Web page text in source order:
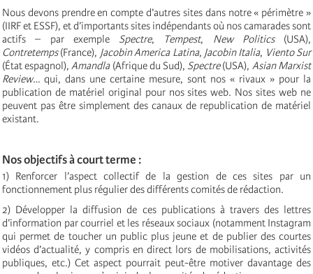
Nous devons prendre en compte d’autres sites dans notre « périmètre »
(IIRF et ESSF), et d’importants sites indépendants où nos camarades sont
actifs – par exemple Spectre, Tempest, New Politics(USA),
Contretemps(France), Jacobin America Latina, Jacobin Italia, Viento Sur
(État espagnol),Amandla(Afrique du Sud), Spectre(USA), Asian Marxist
Review… qui, dans une certaine mesure, sont nos « rivaux » pour la
publication de matériel original pour nos sites web. Nos sites web ne
peuvent pas être simplement des canaux de republication de matériel
existant.
Nos objectifs à court terme :
1) Renforcer l’aspect collectif de la gestion de ces sites par un
fonctionnement plus régulier des différents comités de rédaction.
2) Développer la diffusion de ces publications à travers des lettres
d’information par courriel et les réseaux sociaux (notamment Instagram
qui permet de toucher un public plus jeune et de publier des courtes
vidéos d’actualité, y compris en direct lors de mobilisations, activités
publiques, etc.) Cet aspect pourrait peut-être motiver davantage des